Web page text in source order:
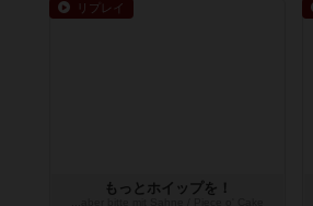
リプレイ
もっとホイップを！